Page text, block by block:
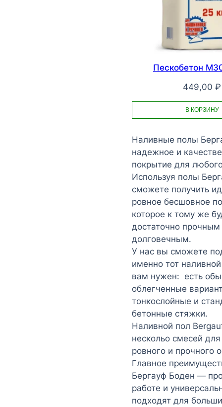
Пескобетон
449,00 ₽
В КОРЗИНУ
Наливные полы
надежное и
покрытие для
Используя полы
сможете получить
ровное бесшовное
которое к тому же
достаточно прочным
долговечным.
У нас вы сможете
именно тот
вам нужен: есть
облегченные
тонкослойные и
бетонные стяжки.
Наливной пол
нескольо смесей
ровного и прочного
Главное
Бергауф Боден —
работе и
подходят для